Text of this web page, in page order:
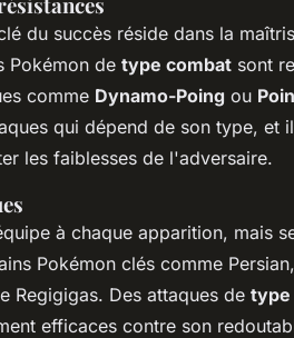
du succès réside dans la
Pokémon de type combat sont
comme Dynamo-Poing ou
qui dépend de son type, et
les faiblesses de l'adversaire.
à chaque apparition, mais
Pokémon clés comme
Regigigas. Des attaques de type
efficaces contre son